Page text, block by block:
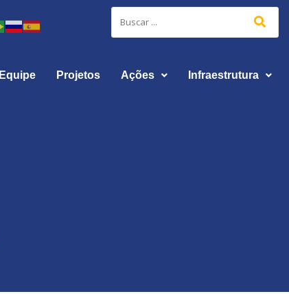
Equipe Projetos Ações Infraestrutura